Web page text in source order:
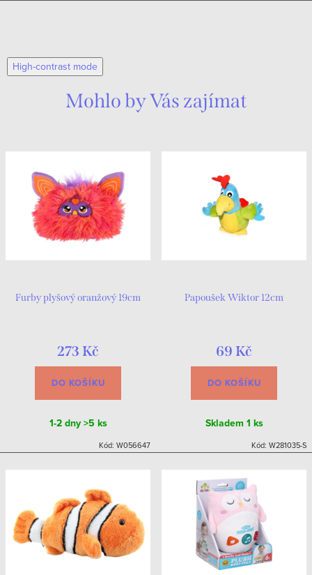
High-contrast mode
Mohlo by Vás zajímat
Furby plyšový oranžový 19cm
273 Kč
DO KOŠÍKU
1-2 dny>5 ks
Kód: W056647
Papoušek Wiktor 12cm
69 Kč
DO KOŠÍKU
Skladem 1 ks
Kód: W281035-S